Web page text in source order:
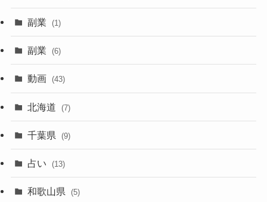
副業 (1)
副業 (6)
動画 (43)
北海道 (7)
千葉県 (9)
占い (13)
和歌山県 (5)